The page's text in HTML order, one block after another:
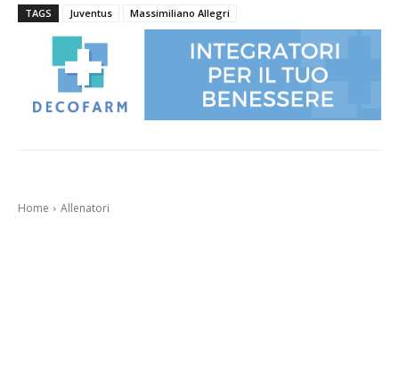
TAGS Juventus Massimiliano Allegri